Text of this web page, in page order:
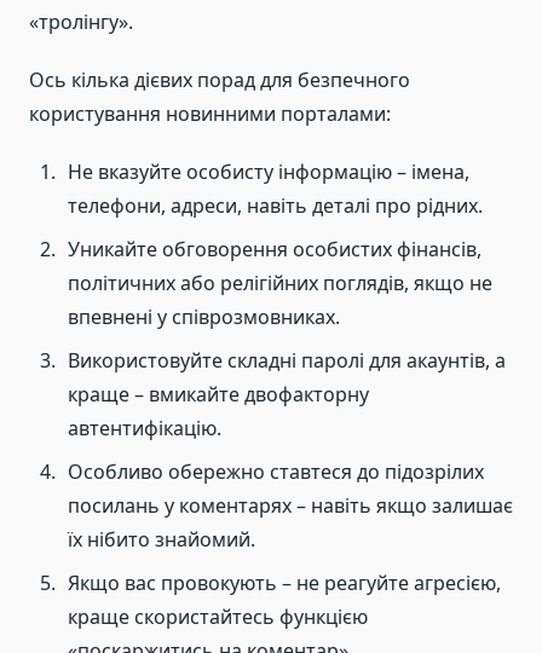
«тролінгу».
Ось кілька дієвих порад для безпечного
користування новинними порталами:
Не вказуйте особисту інформацію – імена,
телефони, адреси, навіть деталі про рідних.
Уникайте обговорення особистих фінансів,
політичних або релігійних поглядів, якщо не
впевнені у співрозмовниках.
Використовуйте складні паролі для акаунтів, а
краще – вмикайте двофакторну
автентифікацію.
Особливо обережно ставтеся до підозрілих
посилань у коментарях – навіть якщо залишає
їх нібито знайомий.
Якщо вас провокують – не реагуйте агресією,
краще скористайтесь функцією